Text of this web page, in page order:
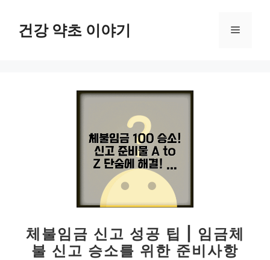
건강 약초 이야기 메
체불임금 신고 성공 팁 | 임금체
불 신고 승소를 위한 준비사항